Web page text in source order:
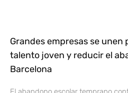
Grandes empresas se unen
talento joven y reducir el
Barcelona